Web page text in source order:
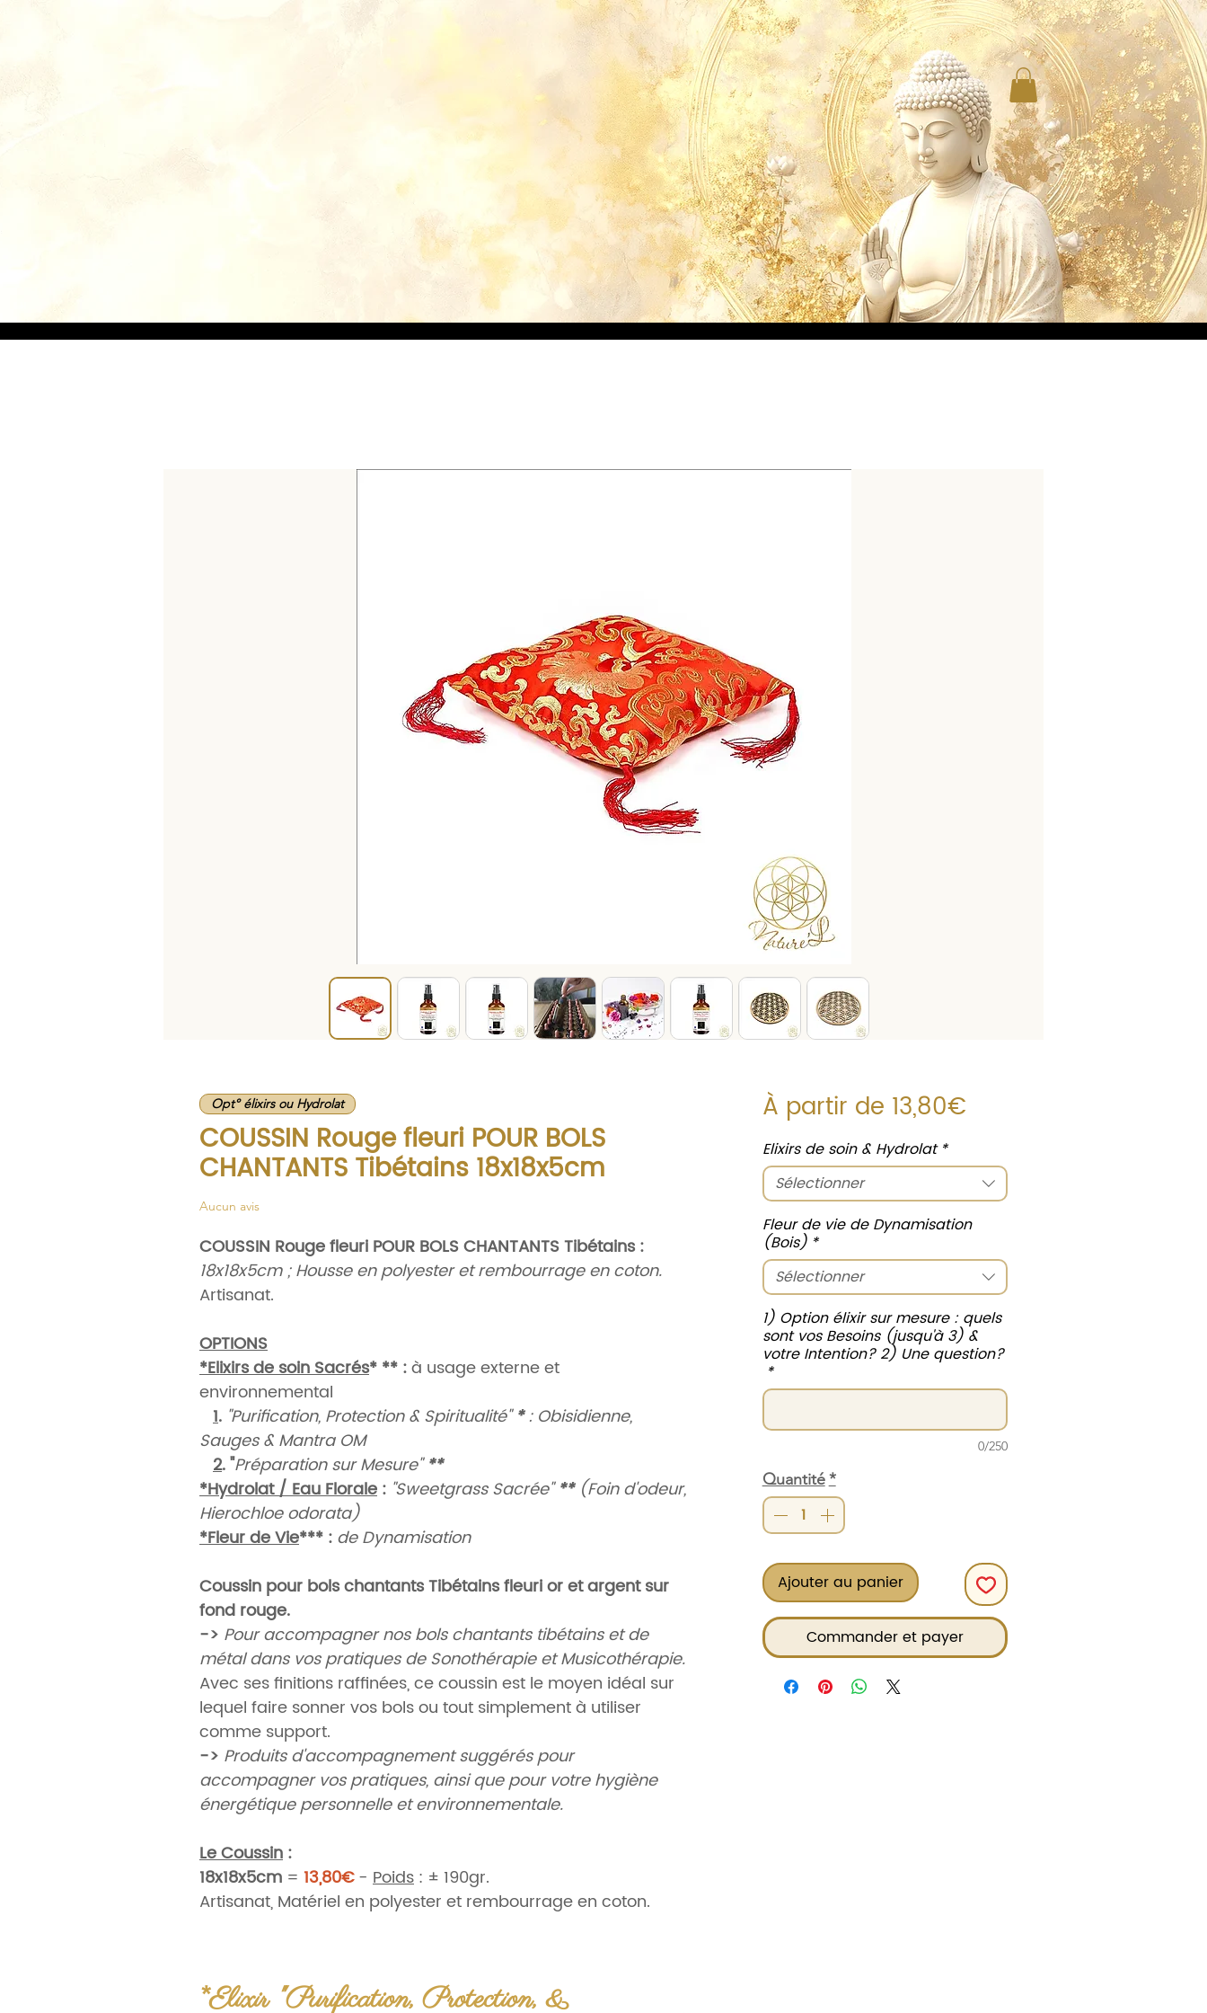
Thérapies Holistiques en Synergie
PRODUITS DE SOIN UNIVERS CROISÉS SERVICES PARTENARIATS ACTUALITÉS CONTACT
Version Optimisée pour Tablette & Ordinateur B2C & B2B
Opt° élixirs ou Hydrolat
COUSSIN Rouge fleuri POUR BOLS
CHANTANTS Tibétains 18x18x5cm
Aucun avis
COUSSIN Rouge fleuri POUR BOLS CHANTANTS Tibétains :
18x18x5cm ; Housse en polyester et rembourrage en coton.
Artisanat.
OPTIONS
*Elixirs de soin Sacrés* ** :à usage externe et
environnemental
1. "Purification, Protection & Spiritualité"*: Obisidienne,
Sauges & Mantra OM
2. "Préparation sur Mesure"**
*Hydrolat / Eau Florale : "Sweetgrass Sacrée"**(Foin d'odeur,
Hierochloe odorata)
*Fleur de Vie*** : de Dynamisation
Coussin pour bols chantants Tibétains fleuri or et argent sur
fond rouge.
-> Pour accompagner nos bols chantants tibétains et de
métal dans vos pratiques de Sonothérapie et Musicothérapie.
Avec ses finitions raffinées, ce coussin est le moyen idéal sur
lequel faire sonner vos bols ou tout simplement à utiliser
comme support.
-> Produits d'accompagnement suggérés pour
accompagner vos pratiques, ainsi que pour votre hygiène
énergétique personnelle et environnementale.
Le Coussin :
18x18x5cm = 13,80€- Poids : ± 190gr.
Artisanat, Matériel en polyester et rembourrage en coton.
OPTIONS:
*Elixir "Purification, Protection, &
À partir de 13,80€Prix
Elixirs de soin & Hydrolat *
Sélectionner
Fleur de vie de Dynamisation
(Bois) *
Sélectionner
1) Option élixir sur mesure : quels
sont vos Besoins (jusqu'à 3) &
votre Intention? 2) Une question?
*
0/250
Quantité*
Ajouter au panier
Commander et payer